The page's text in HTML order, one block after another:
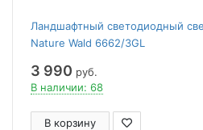
Ландшафтный светодиодный
Nature Wald 6662/3GL
3 990 руб.
В наличии: 68
В корзину